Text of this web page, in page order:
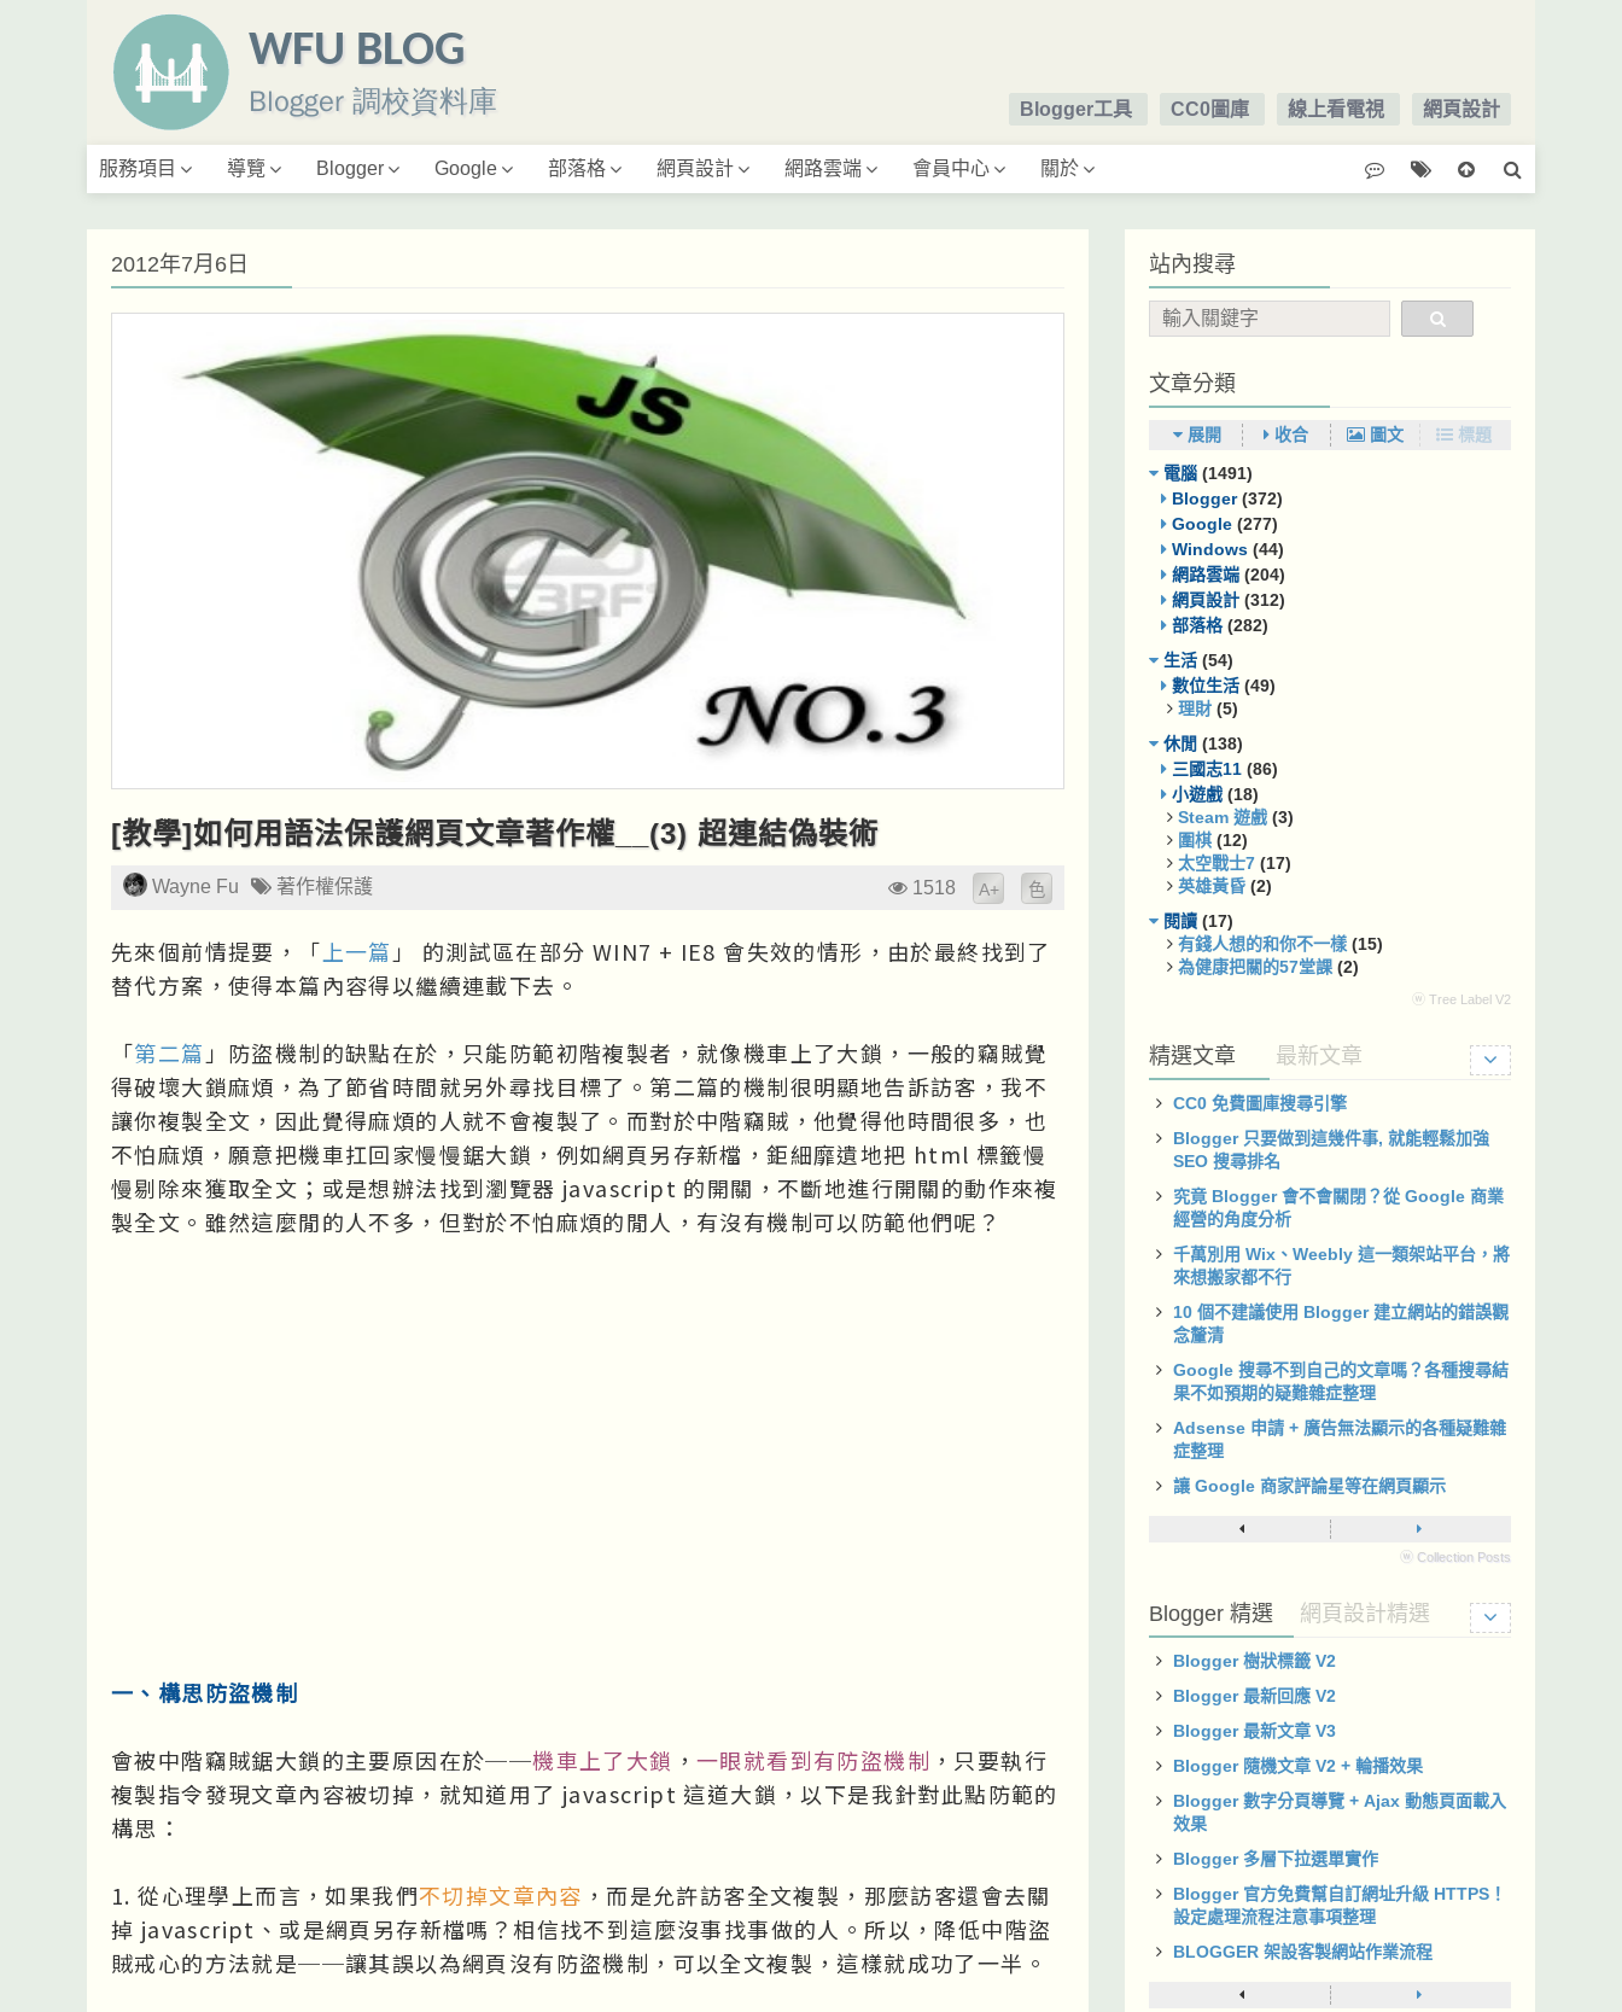
WFU BLOG
Blogger 調校資料庫 Blogger工具 CC0圖庫 線上看電視 網頁設計
服務項目 導覽 Blogger Google 部落格 網頁設計 網路雲端 會員中心 關於
2012年7月6日
[教學]如何用語法保護網頁文章著作權__(3) 超連結偽裝術
Wayne Fu 著作權保護 1518 A+ 色
先來個前情提要，「 上一篇 」 的測試區在部分 WIN7 + IE8 會失效的情形，由於最終找到了
替代方案，使得本篇內容得以繼續連載下去。
「第二篇 」防盜機制的缺點在於，只能防範初階複製者，就像機車上了大鎖，一般的竊賊覺
得破壞大鎖麻煩，為了節省時間就另外尋找目標了。第二篇的機制很明顯地告訴訪客，我不
讓你複製全文，因此覺得麻煩的人就不會複製了。而對於中階竊賊，他覺得他時間很多，也
不怕麻煩，願意把機車扛回家慢慢鋸大鎖，例如網頁另存新檔，鉅細靡遺地把 html 標籤慢
慢剔除來獲取全文；或是想辦法找到瀏覽器 javascript 的開關，不斷地進行開關的動作來複
製全文。雖然這麼閒的人不多，但對於不怕麻煩的閒人，有沒有機制可以防範他們呢？
一、構思防盜機制
會被中階竊賊鋸大鎖的主要原因在於──機車上了大鎖 ，一眼就看到有防盜機制 ，只要執行
複製指令發現文章內容被切掉，就知道用了 javascript 這道大鎖，以下是我針對此點防範的
構思：
1. 從心理學上而言，如果我們不切掉文章內容 ，而是允許訪客全文複製，那麼訪客還會去關
掉 javascript、或是網頁另存新檔嗎？相信找不到這麼沒事找事做的人。所以，降低中階盜
賊戒心的方法就是──讓其誤以為網頁沒有防盜機制，可以全文複製，這樣就成功了一半。
站內搜尋
文章分類
展開 收合 圖文
標題
電腦 (1491)
Blogger(372)
Google (277)
Windows (44)
網路雲端 (204)
網頁設計 (312)
部落格(282)
生活 (54)
數位生活 (49)
理財 (5)
休閒 (138)
三國志11 (86)
小遊戲 (18)
Steam 遊戲 (3)
圍棋 (12)
太空戰士7 (17)
英雄黃昏 (2)
閱讀 (17)
有錢人想的和你不一樣 (15)
為健康把關的57堂課 (2)
ⓦ Tree Label V2
精選文章 最新文章
CC0 免費圖庫搜尋引擎
Blogger 只要做到這幾件事, 就能輕鬆加強
SEO 搜尋排名
究竟 Blogger 會不會關閉？從 Google 商業
經營的角度分析
千萬別用 Wix、Weebly 這一類架站平台，將
來想搬家都不行
10 個不建議使用 Blogger 建立網站的錯誤觀
念釐清
Google 搜尋不到自己的文章嗎？各種搜尋結
果不如預期的疑難雜症整理
Adsense 申請 + 廣告無法顯示的各種疑難雜
症整理
讓 Google 商家評論星等在網頁顯示
ⓦ Collection Posts
Blogger 精選 網頁設計精選
Blogger 樹狀標籤 V2
Blogger 最新回應 V2
Blogger 最新文章 V3
Blogger 隨機文章 V2 + 輪播效果
Blogger 數字分頁導覽 + Ajax 動態頁面載入
效果
Blogger 多層下拉選單實作
Blogger 官方免費幫自訂網址升級 HTTPS！
設定處理流程注意事項整理
BLOGGER 架設客製網站作業流程